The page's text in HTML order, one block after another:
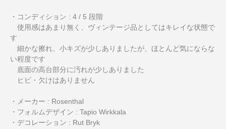
・コンディション : 4 / 5 段階
使用感はあまり無く、ヴィンテージ品としてはキレイな状態で
す
細かな擦れ、小キズが少しありましたが、ほとんど気にならな
い程度です
底面の高台部分に汚れが少しありました
ヒビ・欠けはありません
・メーカー : Rosenthal
・フォルムデザイン : Tapio Wirkkala
・デコレーション : Rut Bryk